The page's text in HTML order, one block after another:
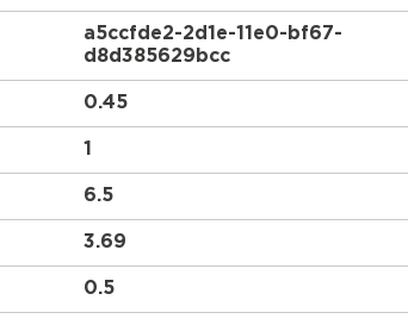
a5ccfde2-2d1e-11e0-bf67-
d8d385629bcc
0.45
1
6.5
3.69
0.5